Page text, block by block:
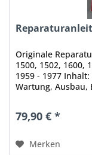
Originale
1500, 1502, 1600,
1959 - 1977
Wartung, Ausbau,
79,90 € *
Merken